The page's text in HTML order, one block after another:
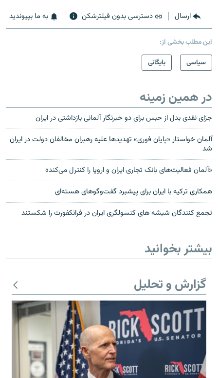
ارسال دسترسی بدون فیلترشکن به ما بپیوندید
این مطلب بخشی از:
سیاسی
بایگانی
در همین زمینه
جزای نقدی بدل از حبس برای دو خبرنگار آلمانی بازداشتی در ایران
آلمان خواستار «پایان فوری» تهدیدها علیه رهبران مخالفان دولت در ایران
شد
«آلمان فعالیت‌های بانک تجاری ایران و اروپا را کنترل می‌کند»
همکاری ترکیه با ایران برای پیشبرد گفت‌و‌گوهای هسته‌ای
تجمع کنندگان شیشه های کنسولگری ایران در فرانکفورت را شکستند
بیشتر بخوانید
گزارش و تحلیل